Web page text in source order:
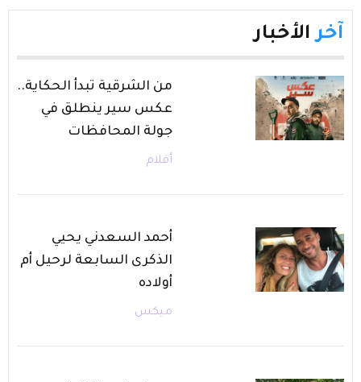
آخر الأخبار
من الشرقية تبدأ الحكاية..
عكس سير ينطلق في
جولة المحافظات
أفلام
أحمد السعدني يحيي
الذكرى السابعة لرحيل أم
أولاده
ميكس